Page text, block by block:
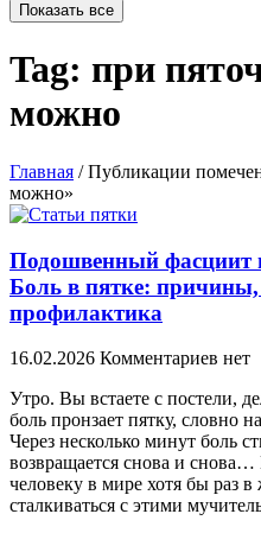
Показать все
Tag: при
можно
Главная / Публикации
можно»
Подошвенный фасциит
Боль в пятке: причины,
профилактика
16.02.2026 Комментариев нет
Утро. Вы встаете с постели,
боль пронзает пятку, словно
Через несколько минут боль
возвращается снова и
человеку в мире хотя бы раз
сталкиваться с этими